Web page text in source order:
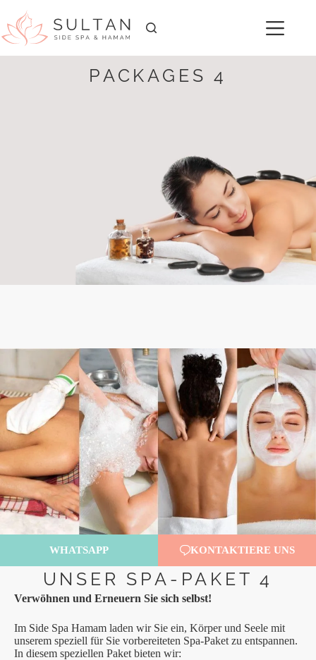
PACKAGES 4
WHATSAPP KONTAKTIERE UNS
UNSER SPA-PAKET 4
Verwöhnen und Erneuern Sie sich selbst!
Im Side Spa Hamam laden wir Sie ein, Körper und Seele mit
unserem speziell für Sie vorbereiteten Spa-Paket zu entspannen.
In diesem speziellen Paket bieten wir: